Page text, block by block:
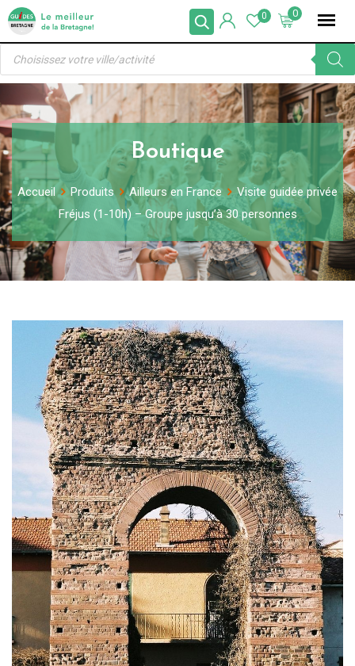
Skip
content
0
0
Recherche
produits
Boutique
Accueil Produits Ailleurs en France
Visite guidée privée
Fréjus (1-10h) – Groupe jusqu’à 30 personnes